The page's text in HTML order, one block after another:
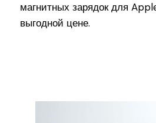
магнитных зарядок для
выгодной цене.